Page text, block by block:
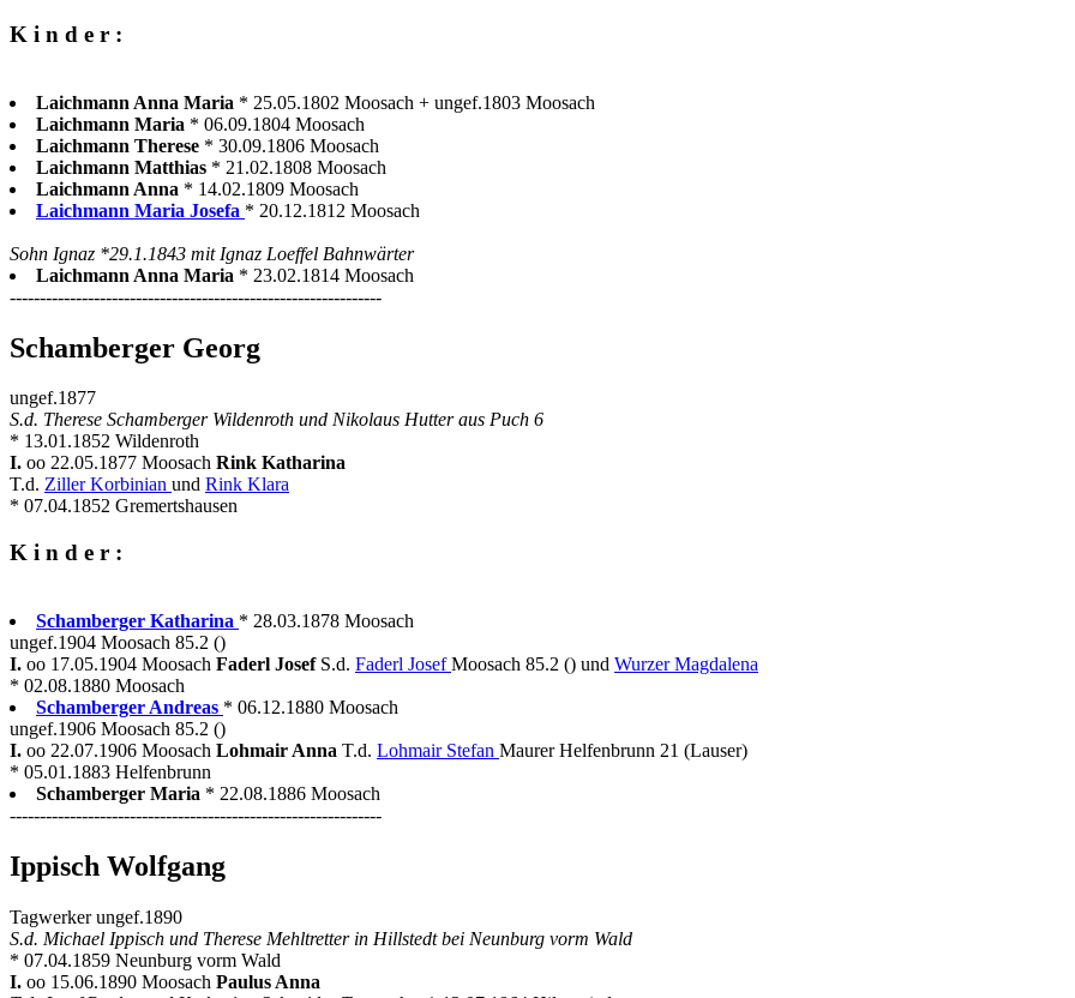
K i n d e r :
Laichmann Anna Maria * 25.05.1802 Moosach + ungef.1803 Moosach
Laichmann Maria * 06.09.1804 Moosach
Laichmann Therese * 30.09.1806 Moosach
Laichmann Matthias * 21.02.1808 Moosach
Laichmann Anna * 14.02.1809 Moosach
Laichmann Maria Josefa * 20.12.1812 Moosach
Sohn Ignaz *29.1.1843 mit Ignaz Loeffel Bahnwärter
Laichmann Anna Maria * 23.02.1814 Moosach
--------------------------------------------------------------
Schamberger Georg
ungef.1877
S.d. Therese Schamberger Wildenroth und Nikolaus Hutter aus Puch 6
* 13.01.1852 Wildenroth
I. oo 22.05.1877 Moosach Rink Katharina
T.d. Ziller Korbinian und Rink Klara
* 07.04.1852 Gremertshausen
K i n d e r :
Schamberger Katharina * 28.03.1878 Moosach
ungef.1904 Moosach 85.2 ()
I. oo 17.05.1904 Moosach Faderl Josef S.d. Faderl JosefMoosach 85.2 () und Wurzer Magdalena
* 02.08.1880 Moosach
Schamberger Andreas * 06.12.1880 Moosach
ungef.1906 Moosach 85.2 ()
I. oo 22.07.1906 Moosach Lohmair Anna T.d. Lohmair Stefan Maurer Helfenbrunn 21 (Lauser)
* 05.01.1883 Helfenbrunn
Schamberger Maria * 22.08.1886 Moosach
--------------------------------------------------------------
Ippisch Wolfgang
Tagwerker ungef.1890
S.d. Michael Ippisch und Therese Mehltretter in Hillstedt bei Neunburg vorm Wald
* 07.04.1859 Neunburg vorm Wald
I. oo 15.06.1890 Moosach Paulus Anna